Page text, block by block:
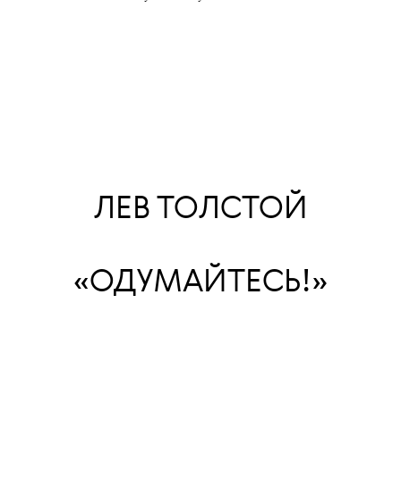
ЛЕВ ТОЛСТОЙ
«ОДУМАЙТЕСЬ!»